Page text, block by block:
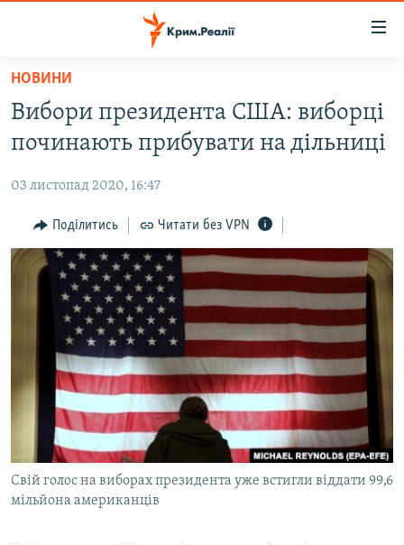
Перейти
основного
матеріалу
до
навігації
Перейти
НОВИНИ
ВОДА.КРИМ
ПОЛІТИКА
БЛОГИ
ПОГЛЯД
ІНТЕРВ'Ю
ВСЕ ЗА ДЕНЬ
СПЕЦПРОЕКТИ
ДЕПОРТАЦІЯ
ВІДЕОУРОКИ «ELIFBE»
СВІДЧЕННЯ ОКУПАЦІЇ
УКРАЇНСЬКА ПРОБЛЕМА КРИМУ
ЯК ОБІЙТИ БЛОКУВАННЯ
Русский
Qırımtatar
НОВИНИ
Вибори президента США: виборці
починають прибувати на дільниці
03 листопад 2020, 16:47
Поділитись Читати без VPN
Свій голос на виборах президента уже встигли віддати 99,6
мільйона американців